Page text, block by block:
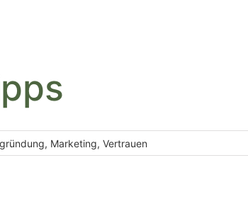
, Marketing, Vertrauen